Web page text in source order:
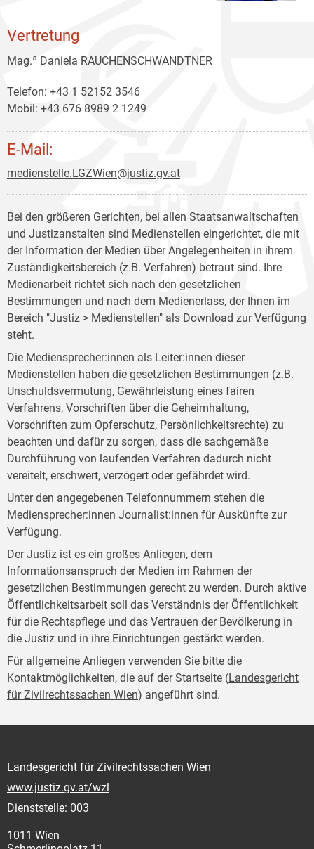
Vertretung
Mag.ª Daniela RAUCHENSCHWANDTNER
Telefon: +43 1 52152 3546
Mobil: +43 676 8989 2 1249
E-Mail:
medienstelle.LGZWien@justiz.gv.at
Bei den größeren Gerichten, bei allen Staatsanwaltschaften
und Justizanstalten sind Medienstellen eingerichtet, die mit
der Information der Medien über Angelegenheiten in ihrem
Zuständigkeitsbereich (z.B. Verfahren) betraut sind. Ihre
Medienarbeit richtet sich nach den gesetzlichen
Bestimmungen und nach dem Medienerlass, der Ihnen im
Bereich "Justiz > Medienstellen" als Download zur Verfügung
steht.
Die Mediensprecher:innen als Leiter:innen dieser
Medienstellen haben die gesetzlichen Bestimmungen (z.B.
Unschuldsvermutung, Gewährleistung eines fairen
Verfahrens, Vorschriften über die Geheimhaltung,
Vorschriften zum Opferschutz, Persönlichkeitsrechte) zu
beachten und dafür zu sorgen, dass die sachgemäße
Durchführung von laufenden Verfahren dadurch nicht
vereitelt, erschwert, verzögert oder gefährdet wird.
Unter den angegebenen Telefonnummern stehen die
Mediensprecher:innen Journalist:innen für Auskünfte zur
Verfügung.
Der Justiz ist es ein großes Anliegen, dem
Informationsanspruch der Medien im Rahmen der
gesetzlichen Bestimmungen gerecht zu werden. Durch aktive
Öffentlichkeitsarbeit soll das Verständnis der Öffentlichkeit
für die Rechtspflege und das Vertrauen der Bevölkerung in
die Justiz und in ihre Einrichtungen gestärkt werden.
Für allgemeine Anliegen verwenden Sie bitte die
Kontaktmöglichkeiten, die auf der Startseite (Landesgericht
für Zivilrechtssachen Wien) angeführt sind.
Landesgericht für Zivilrechtssachen Wien
www.justiz.gv.at/wzl
Dienststelle: 003
1011 Wien